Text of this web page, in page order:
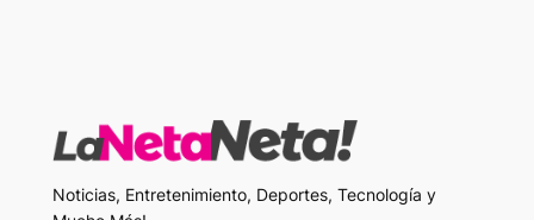
Noticias, Entretenimiento, Deportes, Tecnología y